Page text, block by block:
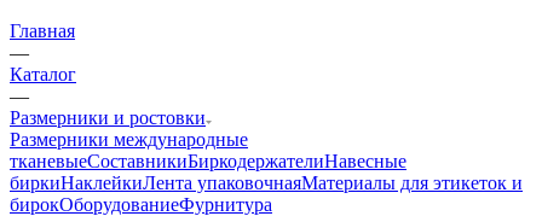
Главная
—
Каталог
—
Размерники и ростовки
Размерники международные
тканевыеСоставникиБиркодержателиНавесные
биркиНаклейкиЛента упаковочнаяМатериалы для этикеток и
бирокОборудованиеФурнитура